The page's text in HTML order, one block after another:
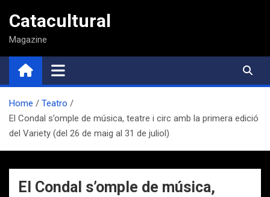
contenido
Catacultural
Magazine
Home
Teatro
El Condal s’omple de música, teatre i circ amb la primera edició
del Variety (del 26 de maig al 31 de juliol)
El Condal s’omple de música,